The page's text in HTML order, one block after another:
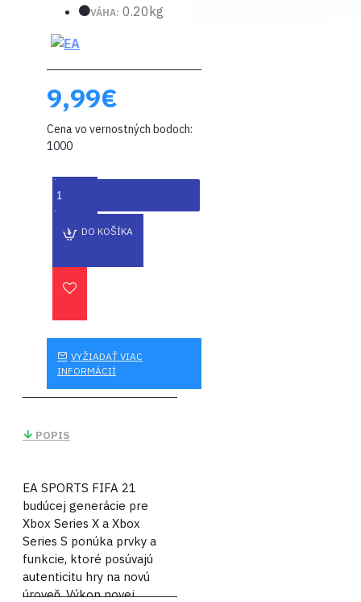
VÁHA: 0.20kg
9,99€
Cena vo vernostných bodoch:
1000
DO KOŠÍKA
VYŽIADAŤ VIAC
INFORMÁCIÍ
POPIS
EA SPORTS FIFA 21
budúcej generácie pre
Xbox Series X a Xbox
Series S ponúka prvky a
funkcie, ktoré posúvajú
autenticitu hry na novú
úroveň. Výkon novej